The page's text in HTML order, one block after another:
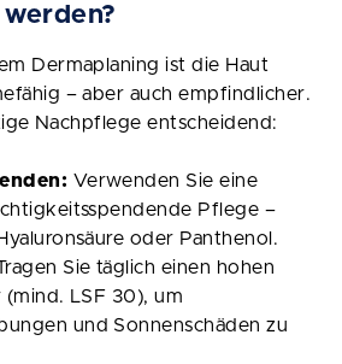
Dermaplaning ist die Haut
– aber auch empfindlicher.
Nachpflege entscheidend:
Verwenden Sie eine
Pflege –
oder Panthenol.
Sie täglich einen hohen
LSF 30), um
und Sonnenschäden zu